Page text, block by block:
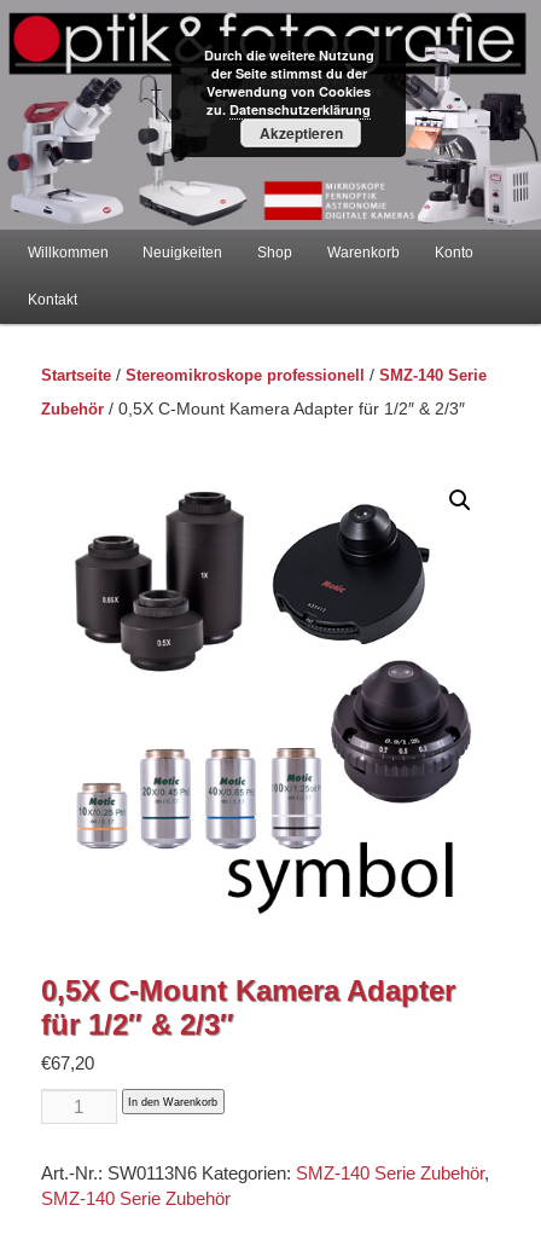
Mikroskope – Onlineshop –
Österreich
Hauptmenü
Zum
Inhalt
Zum
Inhalt
Willkommen Neuigkeiten Shop Warenkorb Konto
Kontakt
Startseite /Stereomikroskope professionell /SMZ-140 Serie
Zubehör / 0,5X C-Mount Kamera Adapter für 1/2″ & 2/3″
0,5X C-Mount Kamera Adapter
für 1/2″ & 2/3″
€67,20
0,5X
C-
Kamera
Adapter
In den Warenkorb
Art.-Nr.: SW0113N6 Kategorien: SMZ-140 Serie Zubehör,
SMZ-140 Serie Zubehör
Durch die weitere Nutzung
der Seite stimmst du der
Verwendung von Cookies
zu. Datenschutzerklärung
Akzeptieren